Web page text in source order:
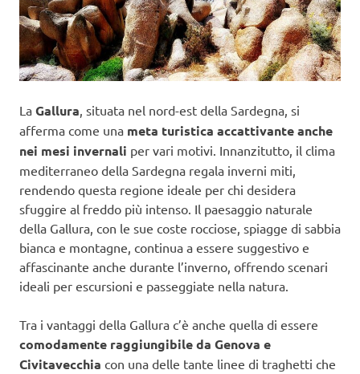
La Gallura, situata nel nord-est della Sardegna, si
afferma come una meta turistica accattivante anche
nei mesi invernali per vari motivi. Innanzitutto, il clima
mediterraneo della Sardegna regala inverni miti,
rendendo questa regione ideale per chi desidera
sfuggire al freddo più intenso. Il paesaggio naturale
della Gallura, con le sue coste rocciose, spiagge di sabbia
bianca e montagne, continua a essere suggestivo e
affascinante anche durante l’inverno, offrendo scenari
ideali per escursioni e passeggiate nella natura.
Tra i vantaggi della Gallura c’è anche quella di essere
comodamente raggiungibile da Genova e
Civitavecchia con una delle tante linee di traghetti che